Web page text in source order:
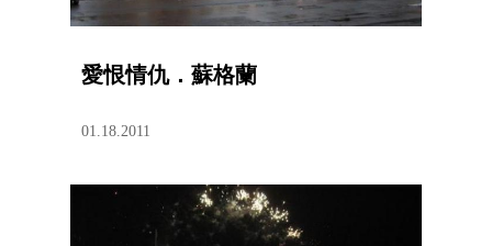
愛恨情仇．蘇格蘭
01.18.2011